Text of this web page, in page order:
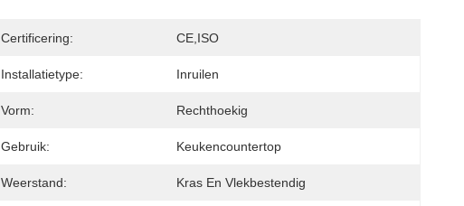
Certificering: CE,ISO
Installatietype: Inruilen
Vorm: Rechthoekig
Gebruik: Keukencountertop
Weerstand: Kras En Vlekbestendig